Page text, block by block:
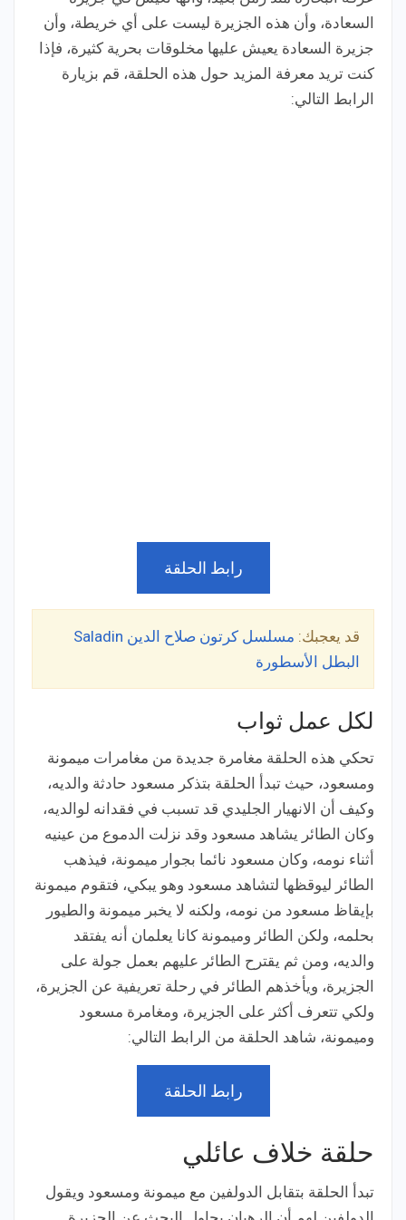
السعادة، وأن هذه الجزيرة ليست على أي خريطة، وأن
جزيرة السعادة يعيش عليها مخلوقات بحرية كثيرة، فإذا
كنت تريد معرفة المزيد حول هذه الحلقة، قم بزيارة
الرابط التالي:
رابط الحلقة
قد يعجبك:
مسلسل كرتون صلاح الدين Saladin
البطل الأسطورة
لكل عمل ثواب
تحكي هذه الحلقة مغامرة جديدة من مغامرات ميمونة
ومسعود، حيث تبدأ الحلقة بتذكر مسعود حادثة والديه،
وكيف أن الانهيار الجليدي قد تسبب في فقدانه لوالديه،
وكان الطائر يشاهد مسعود وقد نزلت الدموع من عينيه
أثناء نومه، وكان مسعود نائما بجوار ميمونة، فيذهب
الطائر ليوقظها لتشاهد مسعود وهو يبكي، فتقوم ميمونة
بإيقاظ مسعود من نومه، ولكنه لا يخبر ميمونة والطيور
بحلمه، ولكن الطائر وميمونة كانا يعلمان أنه يفتقد
والديه، ومن ثم يقترح الطائر عليهم بعمل جولة على
الجزيرة، ويأخذهم الطائر في رحلة تعريفية عن الجزيرة،
ولكي تتعرف أكثر على الجزيرة، ومغامرة مسعود
وميمونة، شاهد الحلقة من الرابط التالي:
رابط الحلقة
حلقة خلاف عائلي
تبدأ الحلقة بتقابل الدولفين مع ميمونة ومسعود ويقول